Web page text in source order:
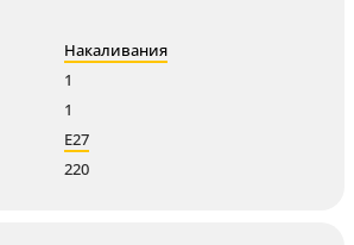
Накаливания
1
1
E27
220